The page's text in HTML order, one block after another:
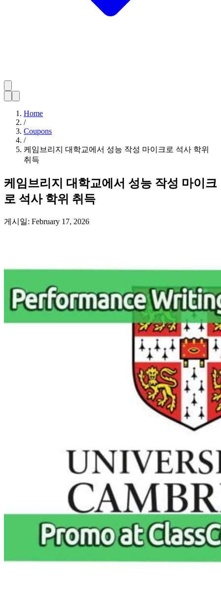
Home
/
Coupons
/
케임브리지 대학교에서 성능 작성 마이크로 석사 학위
취득
케임브리지 대학교에서 성능 작성 마이크
로 석사 학위 취득
게시일: February 17, 2026